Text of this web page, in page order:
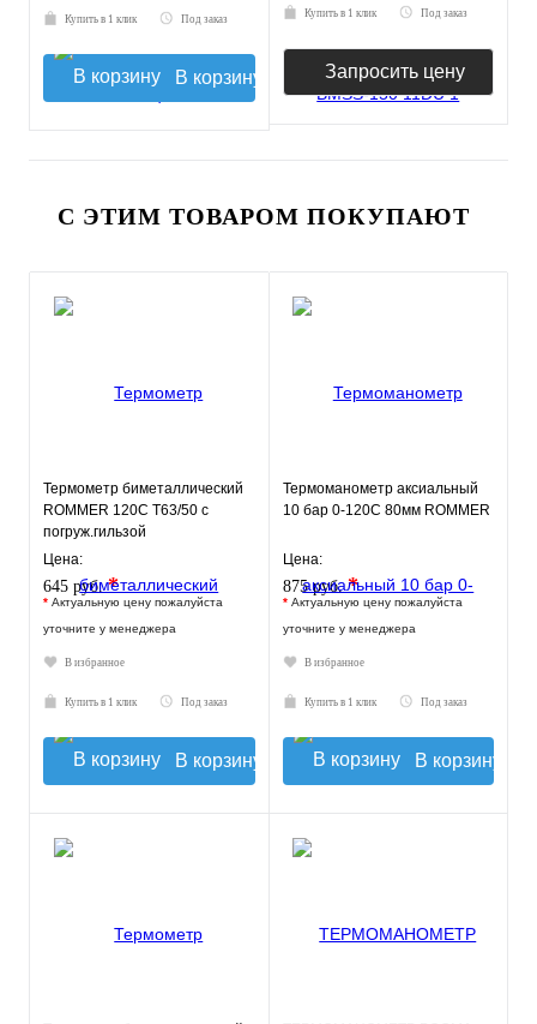
Купить в 1 клик Под заказ
В корзину
Купить в 1 клик Под заказ
Запросить цену
С ЭТИМ ТОВАРОМ ПОКУПАЮТ
Термометр биметаллический
ROMMER 120С Т63/50 с
погруж.гильзой
Цена:
645 руб.*
* Актуальную цену пожалуйста
уточните у менеджера
В избранное
Купить в 1 клик Под заказ
В корзину
Термоманометр аксиальный
10 бар 0-120С 80мм ROMMER
Цена:
875 руб.*
* Актуальную цену пожалуйста
уточните у менеджера
В избранное
Купить в 1 клик Под заказ
В корзину